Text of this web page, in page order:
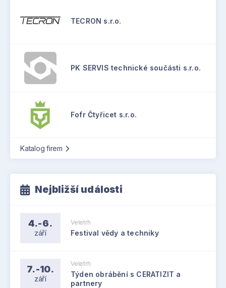
TECRON s.r.o.
PK SERVIS technické součásti s.r.o.
Fofr Čtyřicet s.r.o.
Katalog firem
Nejbližší události
4.-6.
září
Veletrh
Festival vědy a techniky
7.-10.
září
Veletrh
Týden obrábění s CERATIZIT a
partnery